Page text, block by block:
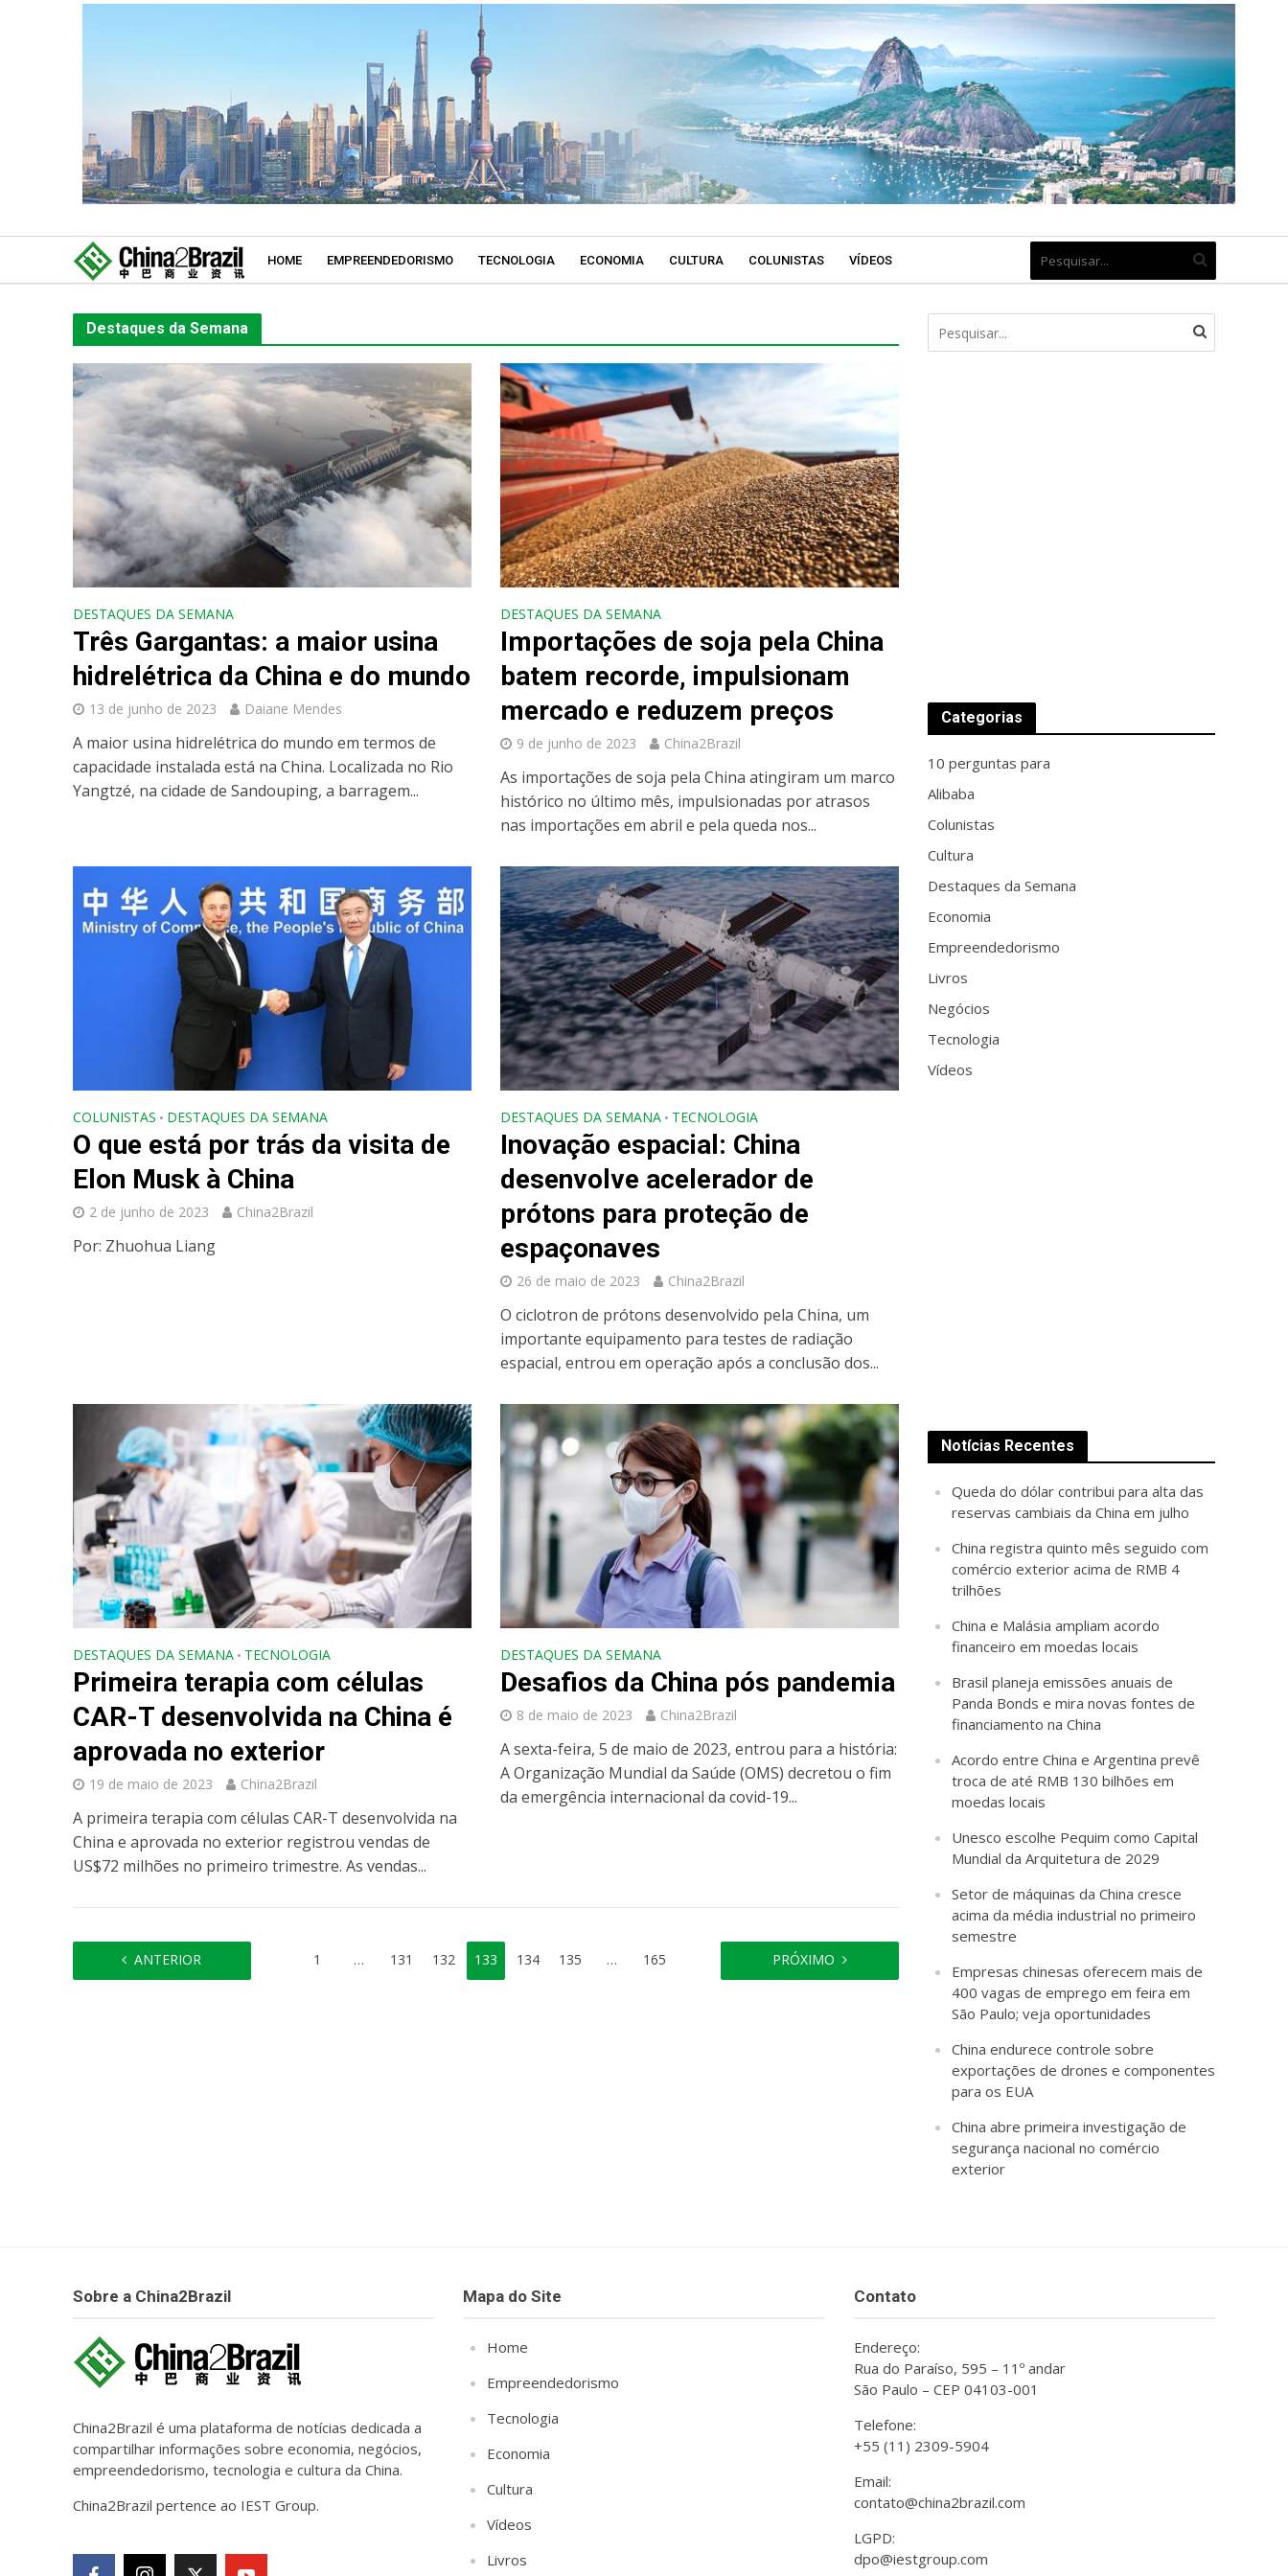
HOME EMPREENDEDORISMO TECNOLOGIA ECONOMIA CULTURA COLUNISTAS VÍDEOS
Destaques da Semana
DESTAQUES DA SEMANA
Três Gargantas: a maior usina
hidrelétrica da China e do mundo
13 de junho de 2023 Daiane Mendes
A maior usina hidrelétrica do mundo em termos de
capacidade instalada está na China. Localizada no Rio
Yangtzé, na cidade de Sandouping, a barragem...
DESTAQUES DA SEMANA
Importações de soja pela China
batem recorde, impulsionam
mercado e reduzem preços
9 de junho de 2023 China2Brazil
As importações de soja pela China atingiram um marco
histórico no último mês, impulsionadas por atrasos
nas importações em abril e pela queda nos...
COLUNISTAS • DESTAQUES DA SEMANA
O que está por trás da visita de
Elon Musk à China
2 de junho de 2023 China2Brazil
Por: Zhuohua Liang
DESTAQUES DA SEMANA • TECNOLOGIA
Inovação espacial: China
desenvolve acelerador de
prótons para proteção de
espaçonaves
26 de maio de 2023 China2Brazil
O ciclotron de prótons desenvolvido pela China, um
importante equipamento para testes de radiação
espacial, entrou em operação após a conclusão dos...
DESTAQUES DA SEMANA • TECNOLOGIA
Primeira terapia com células
CAR-T desenvolvida na China é
aprovada no exterior
19 de maio de 2023 China2Brazil
A primeira terapia com células CAR-T desenvolvida na
China e aprovada no exterior registrou vendas de
US$72 milhões no primeiro trimestre. As vendas...
DESTAQUES DA SEMANA
Desafios da China pós pandemia
8 de maio de 2023 China2Brazil
A sexta-feira, 5 de maio de 2023, entrou para a história:
A Organização Mundial da Saúde (OMS) decretou o fim
da emergência internacional da covid-19...
ANTERIOR 1 … 131 132 133 134 135 … 165 PRÓXIMO
Categorias
10 perguntas para
Alibaba
Colunistas
Cultura
Destaques da Semana
Economia
Empreendedorismo
Livros
Negócios
Tecnologia
Vídeos
Notícias Recentes
Queda do dólar contribui para alta das
reservas cambiais da China em julho
China registra quinto mês seguido com
comércio exterior acima de RMB 4
trilhões
China e Malásia ampliam acordo
financeiro em moedas locais
Brasil planeja emissões anuais de
Panda Bonds e mira novas fontes de
financiamento na China
Acordo entre China e Argentina prevê
troca de até RMB 130 bilhões em
moedas locais
Unesco escolhe Pequim como Capital
Mundial da Arquitetura de 2029
Setor de máquinas da China cresce
acima da média industrial no primeiro
semestre
Empresas chinesas oferecem mais de
400 vagas de emprego em feira em
São Paulo; veja oportunidades
China endurece controle sobre
exportações de drones e componentes
para os EUA
China abre primeira investigação de
segurança nacional no comércio
exterior
Sobre a China2Brazil
China2Brazil é uma plataforma de notícias dedicada a
compartilhar informações sobre economia, negócios,
empreendedorismo, tecnologia e cultura da China.
China2Brazil pertence ao IEST Group.
Mapa do Site
Home
Empreendedorismo
Tecnologia
Economia
Cultura
Vídeos
Livros
Contato
Endereço:
Rua do Paraíso, 595 – 11º andar
São Paulo – CEP 04103-001
Telefone:
+55 (11) 2309-5904
Email:
contato@china2brazil.com
LGPD:
dpo@iestgroup.com